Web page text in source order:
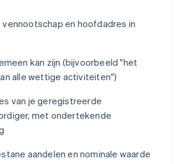
vennootschap en hoofdadres in
kan zijn (bijvoorbeeld "het
alle wettige activiteiten")
van je geregistreerde
met ondertekende
aandelen en nominale waarde